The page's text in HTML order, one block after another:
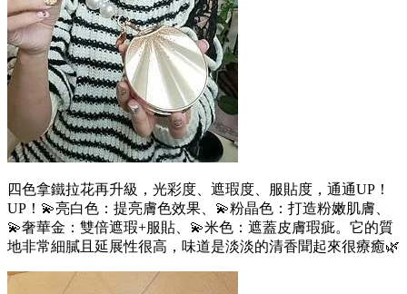
四色拿鐵拉花再升級，光彩度、遮瑕度、服貼度，通通UP！
UP！💫亮白色：提亮膚色效果、💫粉晶色：打造粉嫩肌膚、
💫奢華金：雙倍遮瑕+服貼、💫米色：遮蓋皮膚瑕疵。它的質
地非常細膩且延展性很高，味道是淡淡的清香聞起來很療癒🌿